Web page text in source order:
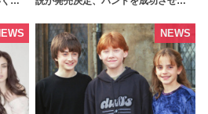
NEWS